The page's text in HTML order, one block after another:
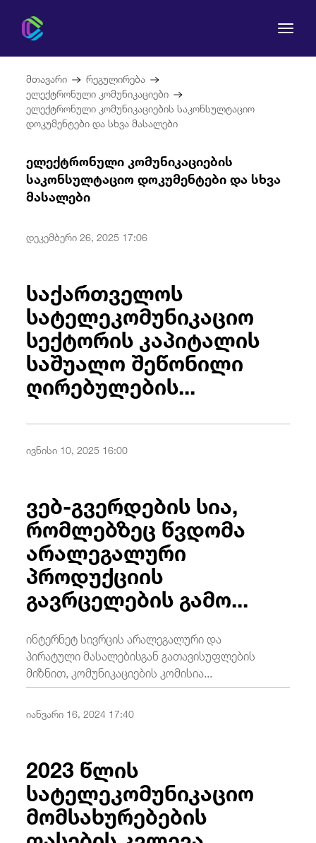
მომხმარებლის უფლებები
Eng / ქარ fb in you
მთავარი რეგულირება
ელექტრონული კომუნიკაციები
ელექტრონული კომუნიკაციების საკონსულტაციო
დოკუმენტები და სხვა მასალები
ელექტრონული კომუნიკაციების
საკონსულტაციო დოკუმენტები და სხვა
მასალები
საქართველოს
სატელეკომუნიკაციო
სექტორის კაპიტალის
საშუალო შეწონილი
ღირებულების...
დეკემბერი 26, 2025 17:06
ვებ-გვერდების სია,
რომლებზეც წვდომა
არალეგალური
პროდუქციის
გავრცელების გამო...
ივნისი 10, 2025 16:00
ინტერნეტ სივრცის არალეგალური და
პირატული მასალებისგან გათავისუფლების
მიზნით, კომუნიკაციების კომისია...
2023 წლის
სატელეკომუნიკაციო
მომსახურებების
იანვარი 16, 2024 17:40